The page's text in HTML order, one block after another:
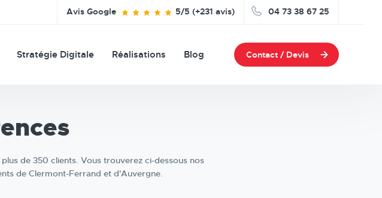
Avis Google 5/5 (+231 avis) 04 73 38 67 25
Contact / Devis
Stratégie Digitale Réalisations Blog
de 350 clients. Vous trouverez ci-dessous nos
de Clermont-Ferrand et d'Auvergne.